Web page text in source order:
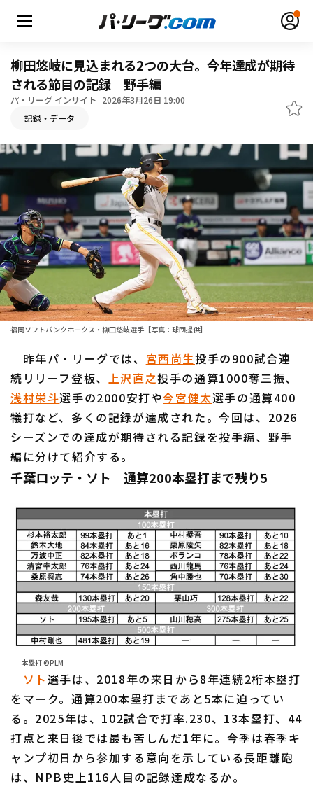
HOME
日程・結果
順位表･成績
1軍公式戦
ファーム東地区
ファーム西地区
交流戦
選手名鑑
選手名鑑トップ
北海道日本ハムファイターズ
東北楽天ゴールデンイーグルス
埼玉西武ライオンズ
千葉ロッテマリーンズ
オリックス・バファローズ
福岡ソフトバンクホークス
ニュース
設定
利用規約 プライバシーポリシー
運営会社（別ウィンドウで開く） よくある質問
特定商取引法の表示 アルバイト募集 （別ウィンドウで開く
柳田悠岐に見込まれる2つの大台。今年達成が期待
される節目の記録 野手編
パ・リーグ インサイト 2026年3月26日 19:00
記録・データ
福岡ソフトバンクホークス・柳田悠岐選手【写真：球団提供】
昨年パ・リーグでは、 宮西尚生投手の900試合連
続リリーフ登板、 上沢直之投手の通算1000奪三振、
浅村栄斗選手の2000安打や今宮健太選手の通算400
犠打など、多くの記録が達成された。今回は、2026
シーズンでの達成が期待される記録を投手編、野手
編に分けて紹介する。
千葉ロッテ・ソト 通算200本塁打まで残り5
本塁打 ©PLM
ソト選手は、2018年の来日から8年連続2桁本塁打
をマーク。通算200本塁打まであと5本に迫ってい
る。2025年は、102試合で打率.230、13本塁打、44
打点と来日後では最も苦しんだ1年に。今季は春季キ
ャンプ初日から参加する意向を示している長距離砲
は、NPB史上116人目の記録達成なるか。